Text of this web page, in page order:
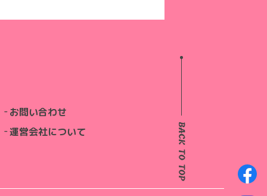
お問い合わせ
運営会社について